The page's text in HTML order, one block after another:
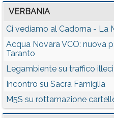
VERBANIA
Ci vediamo al Cadorna - La
Acqua Novara VCO: nuova
Taranto
Legambiente su traffico
Incontro su Sacra Famiglia
M5S su rottamazione